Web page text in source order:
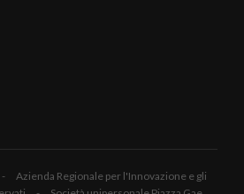
Azienda Regionale per l'Innovazione e gli